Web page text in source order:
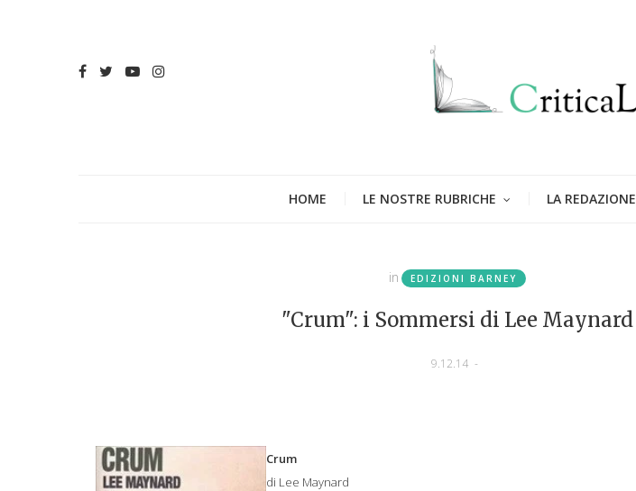
HOME LE NOSTRE RUBRICHE LA REDAZIONE
in EDIZIONI BARNEY
"Crum": i Sommersi di Lee Maynard
9.12.14 -
Crum
di Lee Maynard